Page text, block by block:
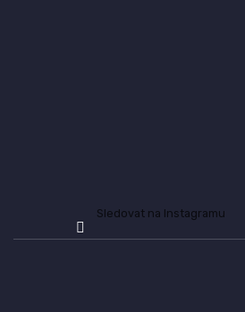
Sledovat na Instagramu